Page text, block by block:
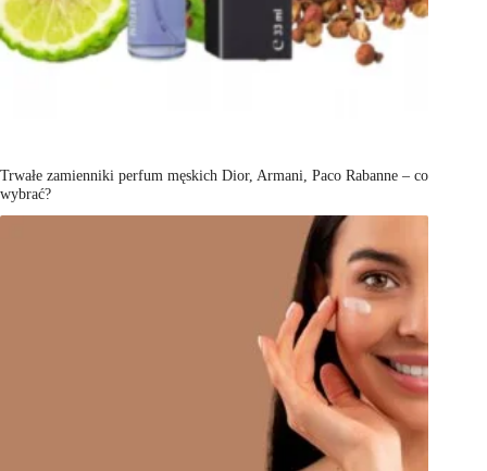
Trwałe zamienniki perfum męskich Dior, Armani, Paco Rabanne – co
wybrać?